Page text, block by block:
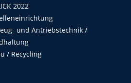
2022
und Antriebstechnik /
/ Recycling